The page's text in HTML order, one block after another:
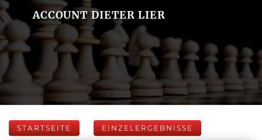
ACCOUNT DIETER LIER
STARTSEITE EINZELERGEBNISSE